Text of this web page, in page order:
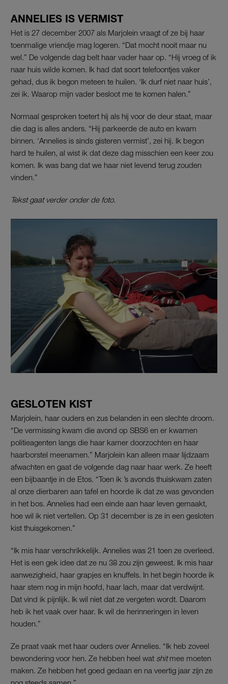
ANNELIES IS VERMIST
Het is 27 december 2007 als Marjolein vraagt of ze bij haar
toenmalige vriendje mag logeren. “Dat mocht nooit maar nu
wel.” De volgende dag belt haar vader haar op. “Hij vroeg of ik
naar huis wilde komen. Ik had dat soort telefoontjes vaker
gehad, dus ik begon meteen te huilen. ‘Ik durf niet naar huis’,
zei ik. Waarop mijn vader besloot me te komen halen.”
Normaal gesproken toetert hij als hij voor de deur staat, maar
die dag is alles anders. “Hij parkeerde de auto en kwam
binnen. ‘Annelies is sinds gisteren vermist’, zei hij. Ik begon
hard te huilen, al wist ik dat deze dag misschien een keer zou
komen. Ik was bang dat we haar niet levend terug zouden
vinden.”
Tekst gaat verder onder de foto.
GESLOTEN KIST
Marjolein, haar ouders en zus belanden in een slechte droom.
“De vermissing kwam die avond op SBS6 en er kwamen
politieagenten langs die haar kamer doorzochten en haar
haarborstel meenamen.” Marjolein kan alleen maar lijdzaam
afwachten en gaat de volgende dag naar haar werk. Ze heeft
een bijbaantje in de Etos. “Toen ik ’s avonds thuiskwam zaten
al onze dierbaren aan tafel en hoorde ik dat ze was gevonden
in het bos. Annelies had een einde aan haar leven gemaakt,
hoe wil ik niet vertellen. Op 31 december is ze in een gesloten
kist thuisgekomen.”
“Ik mis haar verschrikkelijk. Annelies was 21 toen ze overleed.
Het is een gek idee dat ze nu 38 zou zijn geweest. Ik mis haar
aanwezigheid, haar grapjes en knuffels. In het begin hoorde ik
haar stem nog in mijn hoofd, haar lach, maar dat verdwijnt.
Dat vind ik pijnlijk. Ik wil niet dat ze vergeten wordt. Daarom
heb ik het vaak over haar. Ik wil de herinneringen in leven
houden.”
Ze praat vaak met haar ouders over Annelies. “Ik heb zoveel
bewondering voor hen. Ze hebben heel wat shitmee moeten
maken. Ze hebben het goed gedaan en na veertig jaar zijn ze